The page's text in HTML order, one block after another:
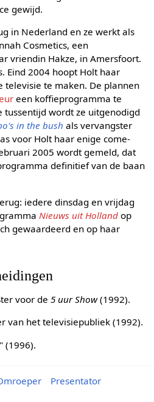
gewijd.
in Nederland en ze werkt als
Cosmetics, een
vriendin Hakze, in Amersfoort.
Eind 2004 hoopt Holt haar
televisie te maken. De plannen
een koffieprogramma te
tussentijd wordt ze uitgenodigd
in the bush als vervangster
voor Holt haar enige come-
2005 wordt gemeld, dat
definitief van de baan
iedere dinsdag en vrijdag
Nieuws uit Hollandop
gewaardeerd en op haar
voor de 5 uur Show(1992).
van het televisiepubliek (1992).
(1996).
Presentator